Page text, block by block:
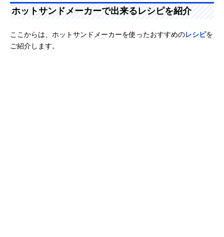
ホットサンドメーカーで出来るレシピを紹介
ここからは、ホットサンドメーカーを使ったおすすめのレシピを
ご紹介します。